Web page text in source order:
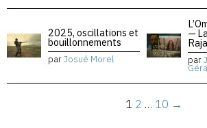
2025, oscillations et
bouillonnements
parJosué Morel
—
par
1 2 … 10 →